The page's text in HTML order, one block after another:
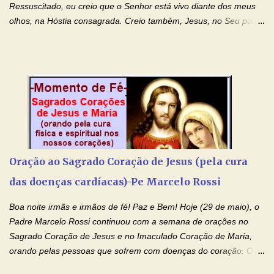
Ressuscitado, eu creio que o Senhor está vivo diante dos meus
olhos, na Hóstia consagrada. Creio também, Jesus, no Seu poder
creio, Jesus, e clamo que este Sangue seja agora derramado
sobre mim e sobre todos os meus familiares. Eu peço, Senhor
Jesus, que, pelo poder libertador e salvítico deste Sangue,
possamos nos livrar de toda opressão diabólica que possa estar
prejudicando a nossa família. Peço também que atenda, em
especial, este pedido que agora faço na Sua presença:
(apresente aqui o seu pedido...) Eu, desde já, agradeço de
coração, confiante que o Senhor me atenderá. Eu louvo o Pai por
agradeço de coração ao Espíri...
Oração ao Sagrado Coração de Jesus (pela cura
das doenças cardíacas)-Pe Marcelo Rossi
Boa noite irmãs e irmãos de fé! Paz e Bem! Hoje (29 de maio), o
Padre Marcelo Rossi continuou com a semana de orações no
Sagrado Coração de Jesus e no Imaculado Coração de Maria,
orando pelas pessoas que sofrem com doenças do coração. O